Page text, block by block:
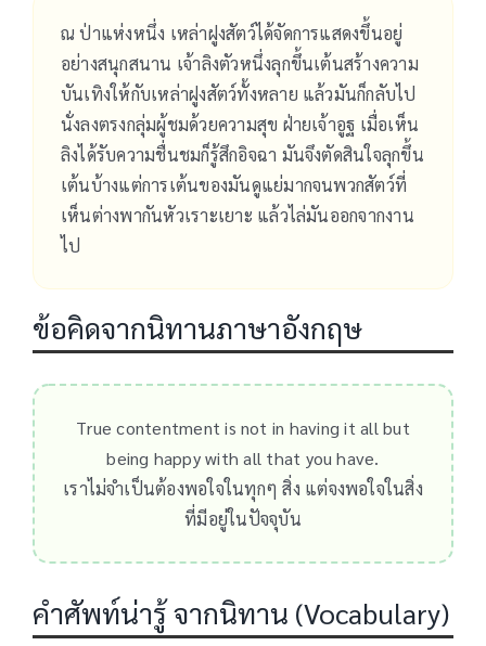
ณ ป่าแห่งหนึ่ง เหล่าฝูงสัตว์ได้จัดการแสดงขึ้นอยู่
อย่างสนุกสนาน เจ้าลิงตัวหนึ่งลุกขึ้นเต้นสร้างความ
บันเทิงให้กับเหล่าฝูงสัตว์ทั้งหลาย แล้วมันก็กลับไป
นั่งลงตรงกลุ่มผู้ชมด้วยความสุข ฝ่ายเจ้าอูฐ เมื่อเห็น
ลิงได้รับความชื่นชมก็รู้สึกอิจฉา มันจึงตัดสินใจลุกขึ้น
เต้นบ้างแต่การเต้นของมันดูแย่มากจนพวกสัตว์ที่
เห็นต่างพากันหัวเราะเยาะ แล้วไล่มันออกจากงาน
ไป
ข้อคิดจากนิทานภาษาอังกฤษ
True contentment is not in having it all but
being happy with all that you have.
เราไม่จำเป็นต้องพอใจในทุกๆ สิ่ง แต่จงพอใจในสิ่ง
ที่มีอยู่ในปัจจุบัน
คำศัพท์น่ารู้ จากนิทาน (Vocabulary)